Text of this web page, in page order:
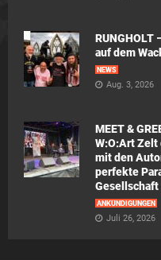
auf dem
NEWS
Aug. 3, 2026
MEET &
W:O:Art Zelt
mit den
perfekte
Gesellschaft
ANKÜNDIGUNGEN
Juli 26, 2026